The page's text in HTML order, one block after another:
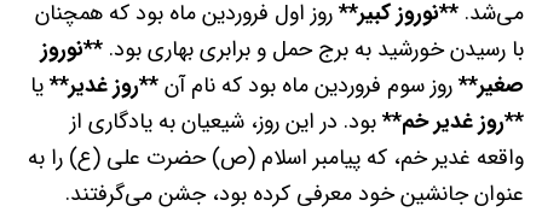
می‌شد. **نوروز کبیر**روز اول فروردین ماه بود که همچنان
با رسیدن خورشید به برج حمل و برابری بهاری بود. **نوروز
صغیر**روز سوم فروردین ماه بود که نام آن**روز غدیر**یا
**روز غدیر خم**بود. در این روز، شیعیان به یادگاری از
واقعه غدیر خم، که پیامبر اسلام (ص) حضرت علی (ع) را به
عنوان جانشین خود معرفی کرده بود، جشن می‌گرفتند.